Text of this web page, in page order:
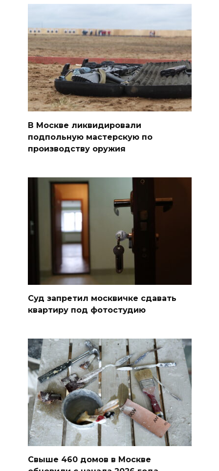
В Москве ликвидировали
подпольную мастерскую по
производству оружия
Суд запретил москвичке сдавать
квартиру под фотостудию
Свыше 460 домов в Москве